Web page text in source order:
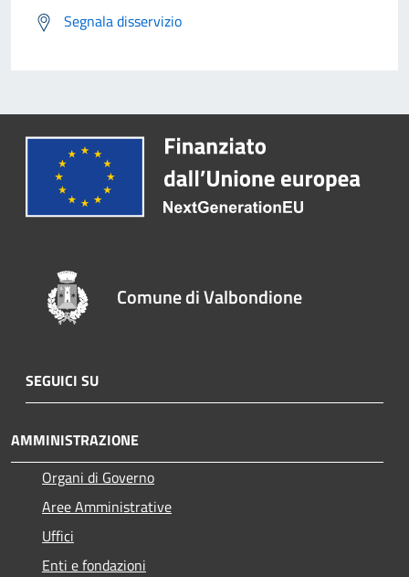
Segnala disservizio
Comune di Valbondione
SEGUICI SU
AMMINISTRAZIONE
Organi di Governo
Aree Amministrative
Uffici
Enti e fondazioni